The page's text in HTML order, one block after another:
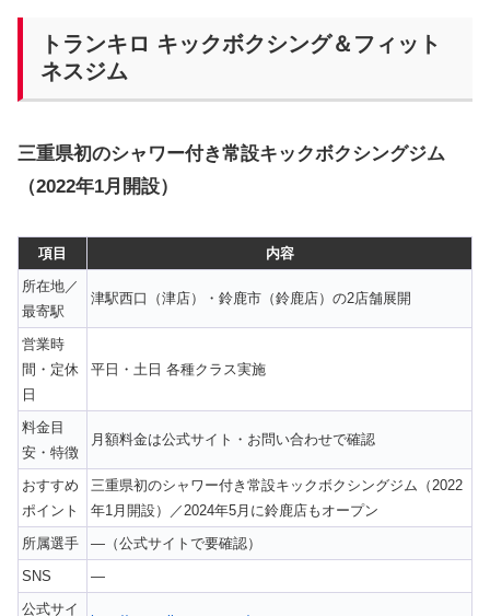
トランキロ キックボクシング＆フィット
ネスジム
三重県初のシャワー付き常設キックボクシングジム
（2022年1月開設）
項目
内容
所在地／
最寄駅
津駅西口（津店）・鈴鹿市（鈴鹿店）の2店舗展開
営業時
間・定休
日
平日・土日 各種クラス実施
料金目
安・特徴
月額料金は公式サイト・お問い合わせで確認
おすすめ
ポイント
三重県初のシャワー付き常設キックボクシングジム（2022
年1月開設）／2024年5月に鈴鹿店もオープン
所属選手
—（公式サイトで要確認）
SNS
—
公式サイ